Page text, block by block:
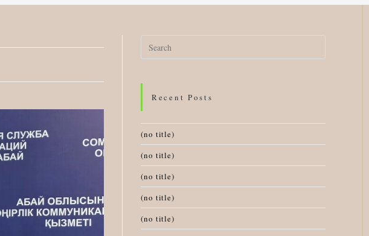
Recent Posts
(no title)
(no title)
(no title)
(no title)
(no title)